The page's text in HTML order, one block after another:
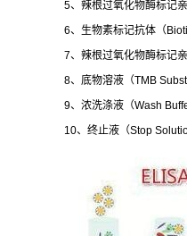
5、辣根过氧化物酶标记
6、生物素标记抗体（
7、辣根过氧化物酶标记
8、底物溶液（TMB
9、浓洗涤液（Wash
10、终止液（Stop